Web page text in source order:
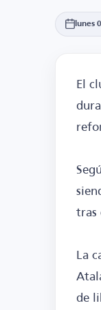
lunes
El
tras
La
de